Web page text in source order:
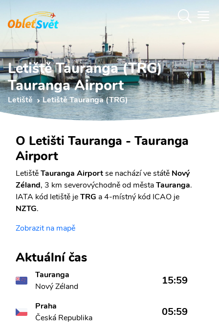
Letiště Tauranga (TRG)
Tauranga Airport
Letiště Letiště Tauranga (TRG)
O Letišti Tauranga - Tauranga
Airport
LetištěTauranga Airportse nachází ve státě Nový
Zéland, 3 km severovýchodně od městaTauranga.
IATA kód letiště jeTRG a 4-místný kód ICAO je
NZTG.
Zobrazit na mapě
Aktuální čas
Tauranga
Nový Zéland
15:59
Praha
Česká Republika
05:59